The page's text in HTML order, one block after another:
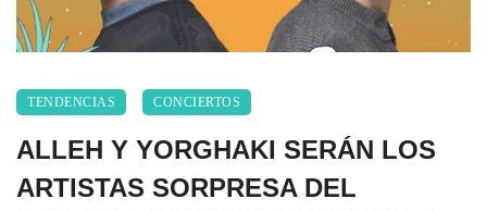
TENDENCIAS CONCIERTOS
ALLEH Y YORGHAKI SERÁN LOS
ARTISTAS SORPRESA DEL